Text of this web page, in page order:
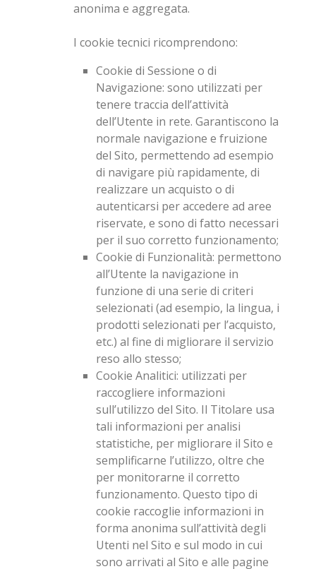
anonima e aggregata.
I cookie tecnici ricomprendono:
Cookie di Sessione o di
Navigazione: sono utilizzati per
tenere traccia dell’attività
dell’Utente in rete. Garantiscono la
normale navigazione e fruizione
del Sito, permettendo ad esempio
di navigare più rapidamente, di
realizzare un acquisto o di
autenticarsi per accedere ad aree
riservate, e sono di fatto necessari
per il suo corretto funzionamento;
Cookie di Funzionalità: permettono
all’Utente la navigazione in
funzione di una serie di criteri
selezionati (ad esempio, la lingua, i
prodotti selezionati per l’acquisto,
etc.) al fine di migliorare il servizio
reso allo stesso;
Cookie Analitici: utilizzati per
raccogliere informazioni
sull’utilizzo del Sito. Il Titolare usa
tali informazioni per analisi
statistiche, per migliorare il Sito e
semplificarne l’utilizzo, oltre che
per monitorarne il corretto
funzionamento. Questo tipo di
cookie raccoglie informazioni in
forma anonima sull’attività degli
Utenti nel Sito e sul modo in cui
sono arrivati al Sito e alle pagine